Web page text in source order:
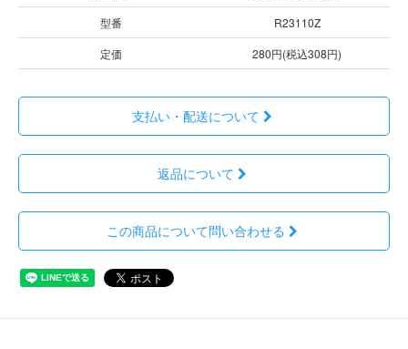
型番
R23110Z
定価
280円(税込308円)
支払い・配送について
返品について
この商品について問い合わせる